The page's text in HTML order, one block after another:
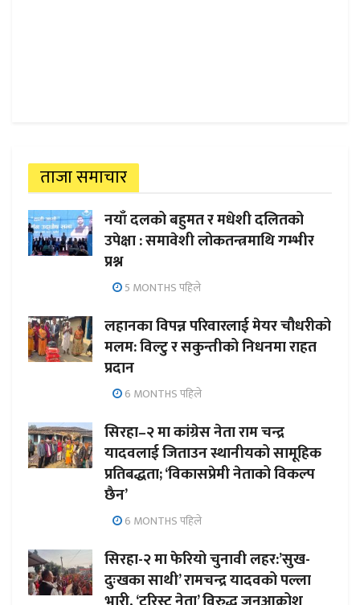
ताजा समाचार
नयाँ दलको बहुमत र मधेशी दलितको
उपेक्षा : समावेशी लोकतन्त्रमाथि गम्भीर
प्रश्न
5 MONTHS पहिले
लहानका विपन्न परिवारलाई मेयर चौधरीको
मलम: विल्टु र सकुन्तीको निधनमा राहत
प्रदान
6 MONTHS पहिले
सिरहा–२ मा कांग्रेस नेता राम चन्द्र
यादवलाई जिताउन स्थानीयको सामूहिक
प्रतिबद्धता; ‘विकासप्रेमी नेताको विकल्प
छैन’
6 MONTHS पहिले
सिरहा-२ मा फेरियो चुनावी लहर:’सुख-
दुःखका साथी’ रामचन्द्र यादवको पल्ला